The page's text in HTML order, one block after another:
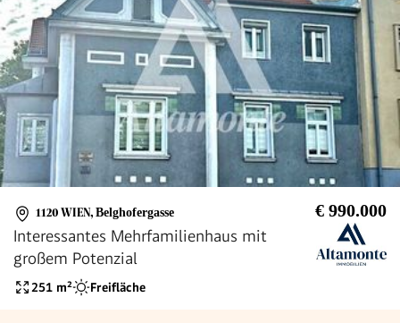
1120 WIEN, Belghofergasse € 990.000
Interessantes Mehrfamilienhaus mit
großem Potenzial
251 m² Freifläche